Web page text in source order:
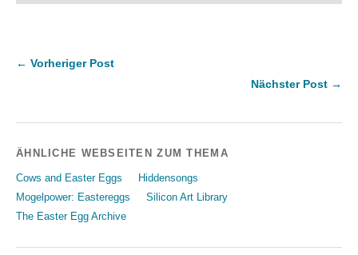
← Vorheriger Post
Nächster Post →
ÄHNLICHE WEBSEITEN ZUM THEMA
Cows and Easter Eggs
Hiddensongs
Mogelpower: Eastereggs
Silicon Art Library
The Easter Egg Archive